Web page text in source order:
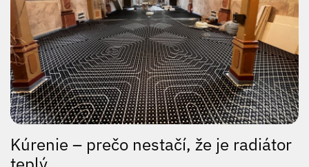
Kúrenie – prečo nestačí, že je radiátor